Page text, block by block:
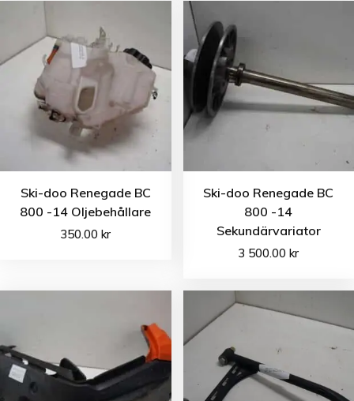
Ski-doo Renegade BC
800 -14 Oljebehållare
350.00kr
Ski-doo Renegade BC
800 -14
Sekundärvariator
3 500.00kr